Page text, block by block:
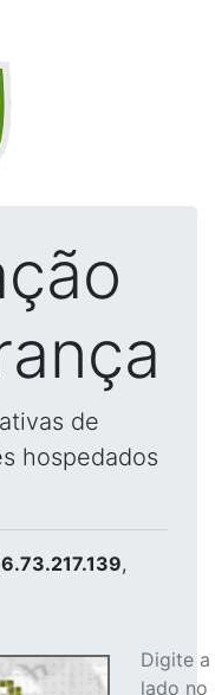
de
hospedados
,
Digite
lado no